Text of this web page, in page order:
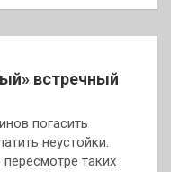
встречный
погасить
неустойки.
таких